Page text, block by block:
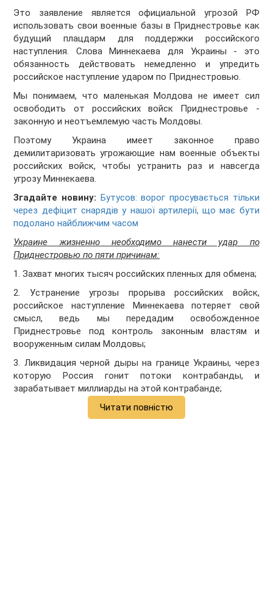
Это заявление является официальной угрозой РФ
использовать свои военные базы в Приднестровье как
будущий плацдарм для поддержки российского
наступления. Слова Миннекаева для Украины - это
обязанность действовать немедленно и упредить
российское наступление ударом по Приднестровью.
Мы понимаем, что маленькая Молдова не имеет сил
освободить от российских войск Приднестровье -
законную и неотъемлемую часть Молдовы.
Поэтому Украина имеет законное право
демилитаризовать угрожающие нам военные объекты
российских войск, чтобы устранить раз и навсегда
угрозу Миннекаева.
Згадайте новину: Бутусов: ворог просувається тільки
через дефіцит снарядів у нашої артилерії, що має бути
подолано найближчим часом
Украине жизненно необходимо нанести удар по
Приднестровью по пяти причинам:
1. Захват многих тысяч российских пленных для обмена;
2. Устранение угрозы прорыва российских войск,
российское наступление Миннекаева потеряет свой
смысл, ведь мы передадим освобожденное
Приднестровье под контроль законным властям и
вооруженным силам Молдовы;
3. Ликвидация черной дыры на границе Украины, через
которую Россия гонит потоки контрабанды, и
зарабатывает миллиарды на этой контрабанде;
Читати повністю